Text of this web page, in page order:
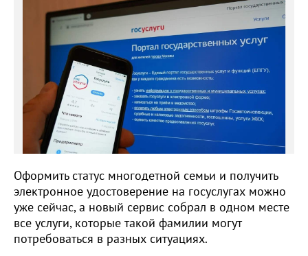
Оформить статус многодетной семьи и получить
электронное удостоверение на госуслугах можно
уже сейчас, а новый сервис собрал в одном месте
все услуги, которые такой фамилии могут
потребоваться в разных ситуациях.